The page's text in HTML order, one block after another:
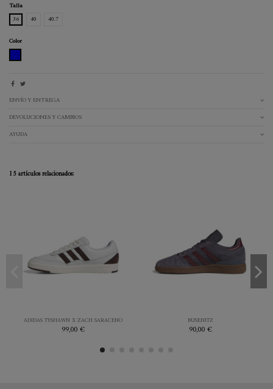
Talla
36
40 40.7
Color
ENVÍO Y ENTREGA
DEVOLUCIONES Y CAMBIOS
AYUDA
15 artículos relacionados:
ADIDAS TYSHAWN X ZACH SARACENO
99,00 €
Añadir al carrito
BUSENITZ
90,00 €
Añadir al carrito